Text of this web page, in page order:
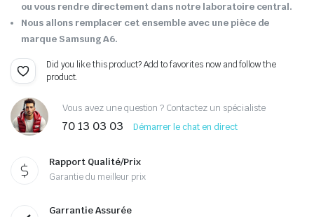
ou vous rendre directement dans notre laboratoire central.
Nous allons remplacer cet ensemble avec une pièce de
marque Samsung A6.
Did you like this product? Add to favorites now and follow the
product.
Vous avez une question ? Contactez un spécialiste
70 13 03 03 Démarrer le chat en direct
Rapport Qualité/Prix
Garantie du meilleur prix
Garrantie Assurée